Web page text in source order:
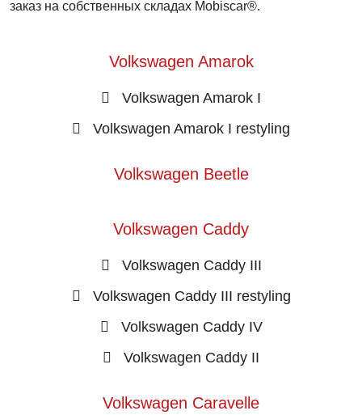
заказ на собственных складах Mobiscar®.
Volkswagen Amarok
Volkswagen Amarok I
Volkswagen Amarok I restyling
Volkswagen Beetle
Volkswagen Caddy
Volkswagen Caddy III
Volkswagen Caddy III restyling
Volkswagen Caddy IV
Volkswagen Caddy II
Volkswagen Caravelle